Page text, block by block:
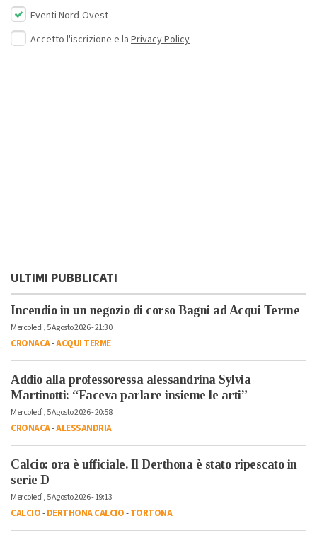
Eventi Nord-Ovest
Accetto l'iscrizione e la Privacy Policy
ULTIMI PUBBLICATI
Incendio in un negozio di corso Bagni ad Acqui Terme
Mercoledì, 5 Agosto 2026 - 21:30
CRONACA-ACQUI TERME
Addio alla professoressa alessandrina Sylvia
Martinotti: “Faceva parlare insieme le arti”
Mercoledì, 5 Agosto 2026 - 20:58
CRONACA-ALESSANDRIA
Calcio: ora è ufficiale. Il Derthona è stato ripescato in
serie D
Mercoledì, 5 Agosto 2026 - 19:13
CALCIO-DERTHONA CALCIO-TORTONA